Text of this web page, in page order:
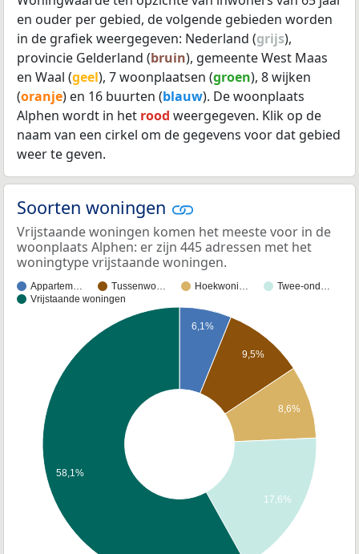
en ouder per gebied, de volgende gebieden worden
in de grafiek weergegeven: Nederland (grijs),
provincie Gelderland (bruin), gemeente West Maas
en Waal (geel), 7 woonplaatsen (groen), 8 wijken
(oranje) en 16 buurten (blauw). De woonplaats
Alphen wordt in het rood weergegeven. Klik op de
naam van een cirkel om de gegevens voor dat gebied
weer te geven.
Soorten woningen
Vrijstaande woningen komen het meeste voor in de
woonplaats Alphen: er zijn 445 adressen met het
woningtype vrijstaande woningen.
Appartem… Tussenwo… Hoekwoni…
Twee-ond…
Vrijstaande woningen
6,1%
9,5%
8,6%
17,6%
58,1%